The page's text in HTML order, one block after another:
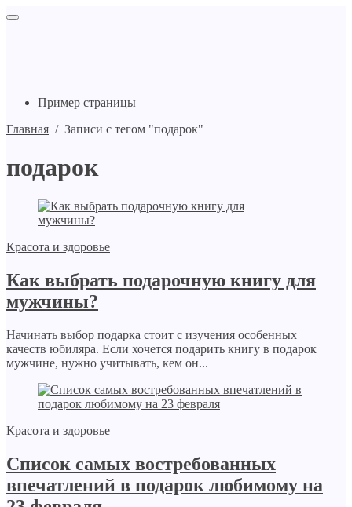
Пример страницы
Главная / Записи с тегом "подарок"
подарок
Красота и здоровье
Как выбрать подарочную книгу для
мужчины?
Начинать выбор подарка стоит с изучения особенных
качеств юбиляра. Если хочется подарить книгу в подарок
мужчине, нужно учитывать, кем он...
Красота и здоровье
Список самых востребованных
впечатлений в подарок любимому на